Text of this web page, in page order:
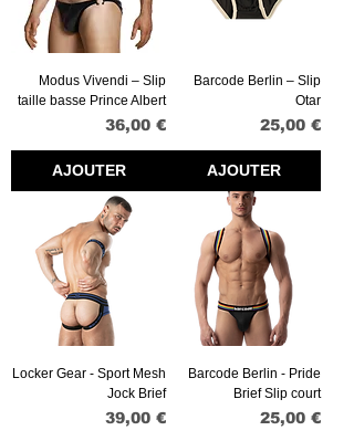
Modus Vivendi – Slip
taille basse Prince Albert
Prix
36,00 €
AJOUTER
Barcode Berlin – Slip
Otar
Prix
25,00 €
AJOUTER
Locker Gear - Sport Mesh
Jock Brief
Prix
39,00 €
Barcode Berlin - Pride
Brief Slip court
Prix
25,00 €